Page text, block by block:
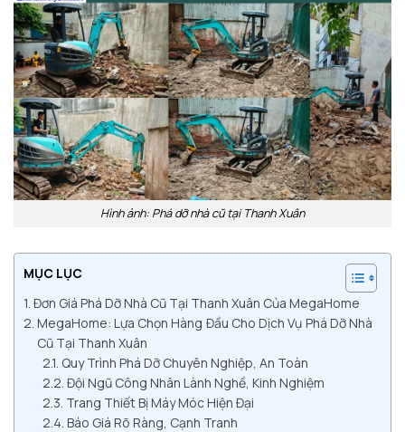
Hình ảnh: Phá dỡ nhà cũ tại Thanh Xuân
MỤC LỤC
Đơn Giá Phá Dỡ Nhà Cũ Tại Thanh Xuân Của MegaHome
MegaHome: Lựa Chọn Hàng Đầu Cho Dịch Vụ Phá Dỡ Nhà
Cũ Tại Thanh Xuân
Quy Trình Phá Dỡ Chuyên Nghiệp, An Toàn
Đội Ngũ Công Nhân Lành Nghề, Kinh Nghiệm
Trang Thiết Bị Máy Móc Hiện Đại
Báo Giá Rõ Ràng, Cạnh Tranh